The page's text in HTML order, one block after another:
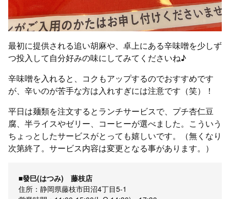
最初に提供される追い胡麻や、卓上にある辛味噌を少しず
つ投入して自分好みの味にしてみてくださいね♪
辛味噌を入れると、コクもアップするのでおすすめです
が、辛いのが苦手な方は入れすぎには注意です（笑）！
平日は麺類を注文するとランチサービスで、プチ杏仁豆
腐、半ライスやゼリー、コーヒーが選べました。こういう
ちょっとしたサービスがとっても嬉しいです。（無くなり
次第終了。サービス内容は変更となる事があります。）
■發巳(はつみ) 藤枝店
住所：静岡県藤枝市田沼4丁目5-1